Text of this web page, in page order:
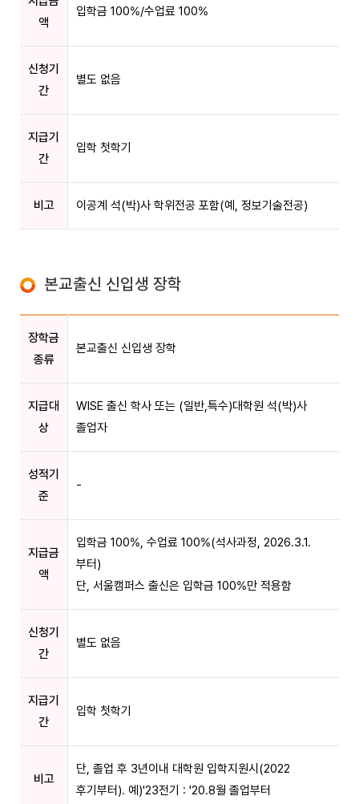
액
입학금 100%/수업료 100%
신청기
간
별도 없음
지급기
간
입학 첫학기
비고 이공계 석(박)사 학위전공 포함(예, 정보기술전공)
본교출신 신입생 장학
장학금
종류
본교출신 신입생 장학
지급대
상
WISE 출신 학사 또는 (일반,특수)대학원 석(박)사
졸업자
성적기
준
-
지급금
액
입학금 100%, 수업료 100%(석사과정, 2026.3.1.
부터)
단, 서울캠퍼스 출신은 입학금 100%만 적용함
신청기
간
별도 없음
지급기
간
입학 첫학기
비고
단, 졸업 후 3년이내 대학원 입학지원시(2022
후기부터). 예)'23전기 : '20.8월 졸업부터